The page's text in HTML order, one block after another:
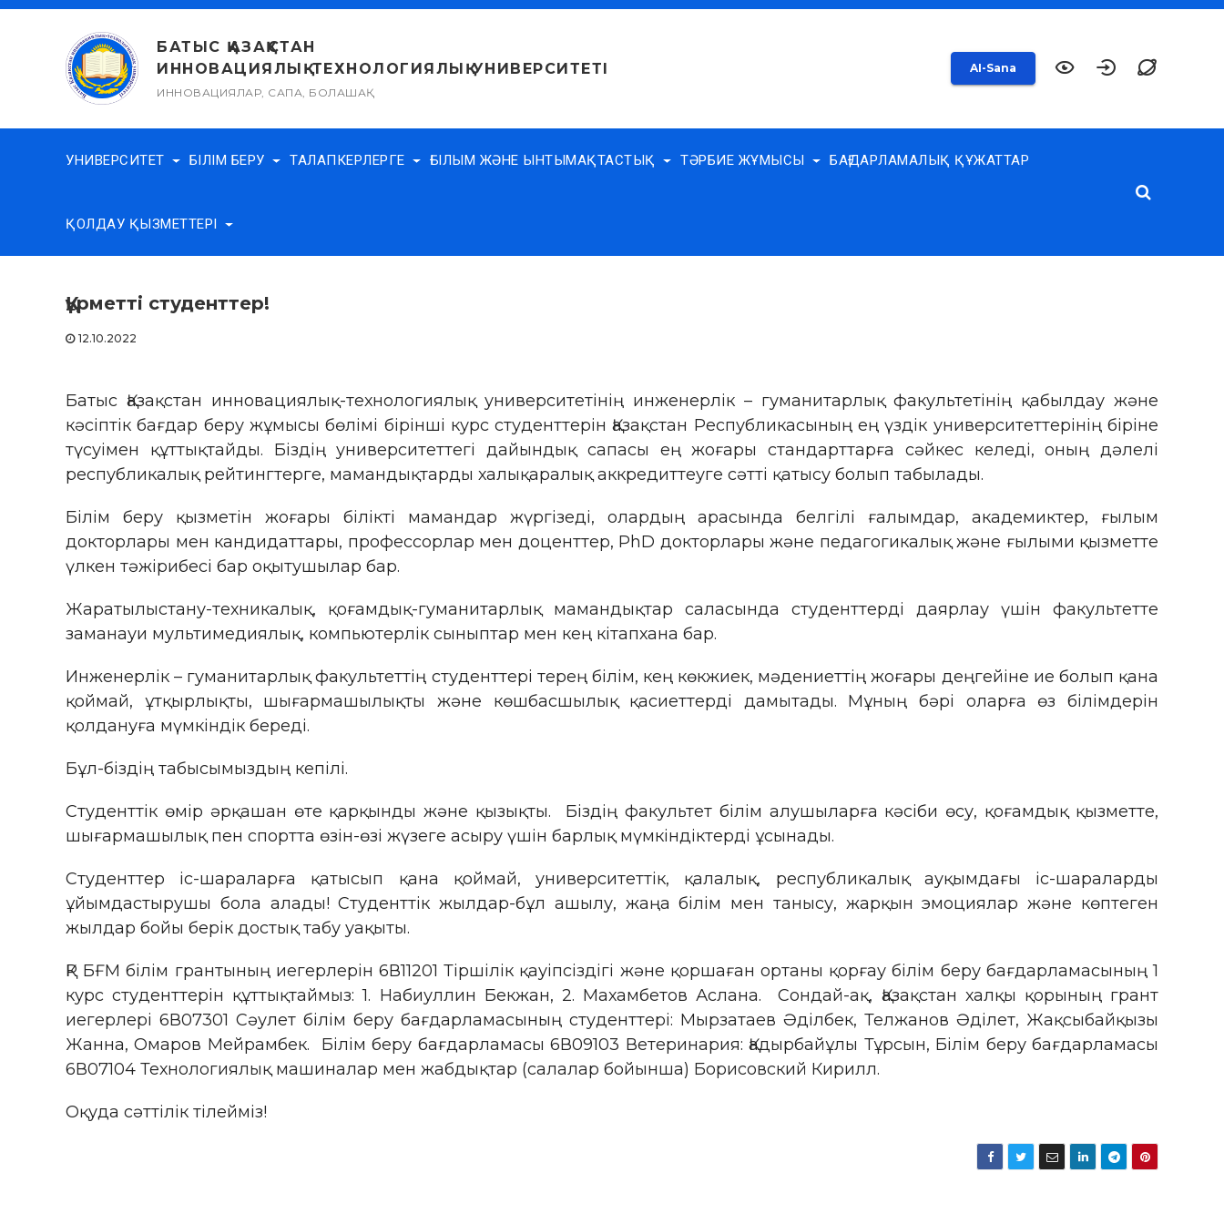
Skip
БАТЫС ҚАЗАҚСТАН
ИННОВАЦИЯЛЫҚ-ТЕХНОЛОГИЯЛЫҚ УНИВЕРСИТЕТІ
ИННОВАЦИЯЛАР, САПА, БОЛАШАҚ
AI-Sana
УНИВЕРСИТЕТ БІЛІМ БЕРУ ТАЛАПКЕРЛЕРГЕ ҒЫЛЫМ ЖӘНЕ ЫНТЫМАҚТАСТЫҚ ТӘРБИЕ ЖҰМЫСЫ БАҒДАРЛАМАЛЫҚ ҚҰЖАТТАР
ҚОЛДАУ ҚЫЗМЕТТЕРІ
Құрметті студенттер!
12.10.2022
Батыс Қазақстан инновациялық-технологиялық университетінің инженерлік – гуманитарлық факультетінің қабылдау және
кәсіптік бағдар беру жұмысы бөлімі бірінші курс студенттерін Қазақстан Республикасының ең үздік университеттерінің біріне
түсуімен құттықтайды. Біздің университеттегі дайындық сапасы ең жоғары стандарттарға сәйкес келеді, оның дәлелі
республикалық рейтингтерге, мамандықтарды халықаралық аккредиттеуге сәтті қатысу болып табылады.
Білім беру қызметін жоғары білікті мамандар жүргізеді, олардың арасында белгілі ғалымдар, академиктер, ғылым
докторлары мен кандидаттары, профессорлар мен доценттер, PhD докторлары және педагогикалық және ғылыми қызметте
үлкен тәжірибесі бар оқытушылар бар.
Жаратылыстану-техникалық, қоғамдық-гуманитарлық мамандықтар саласында студенттерді даярлау үшін факультетте
заманауи мультимедиялық, компьютерлік сыныптар мен кең кітапхана бар.
Инженерлік – гуманитарлық факультеттің студенттері терең білім, кең көкжиек, мәдениеттің жоғары деңгейіне ие болып қана
қоймай, ұтқырлықты, шығармашылықты және көшбасшылық қасиеттерді дамытады. Мұның бәрі оларға өз білімдерін
қолдануға мүмкіндік береді.
Бұл-біздің табысымыздың кепілі.
Студенттік өмір әрқашан өте қарқынды және қызықты. Біздің факультет білім алушыларға кәсіби өсу, қоғамдық қызметте,
шығармашылық пен спортта өзін-өзі жүзеге асыру үшін барлық мүмкіндіктерді ұсынады.
Студенттер іс-шараларға қатысып қана қоймай, университеттік, қалалық, республикалық ауқымдағы іс-шараларды
ұйымдастырушы бола алады! Студенттік жылдар-бұл ашылу, жаңа білім мен танысу, жарқын эмоциялар және көптеген
жылдар бойы берік достық табу уақыты.
ҚР БҒМ білім грантының иегерлерін 6В11201 Тіршілік қауіпсіздігі және қоршаған ортаны қорғау білім беру бағдарламасының 1
курс студенттерін құттықтаймыз: 1. Набиуллин Бекжан, 2. Махамбетов Аслана. Сондай-ақ, Қазақстан халқы қорының грант
иегерлері 6В07301 Сәулет білім беру бағдарламасының студенттері: Мырзатаев Әділбек, Телжанов Әділет, Жақсыбайқызы
Жанна, Омаров Мейрамбек. Білім беру бағдарламасы 6В09103 Ветеринария: Қадырбайұлы Тұрсын, Білім беру бағдарламасы
6В07104 Технологиялық машиналар мен жабдықтар (салалар бойынша) Борисовский Кирилл.
Оқуда сәттілік тілейміз!